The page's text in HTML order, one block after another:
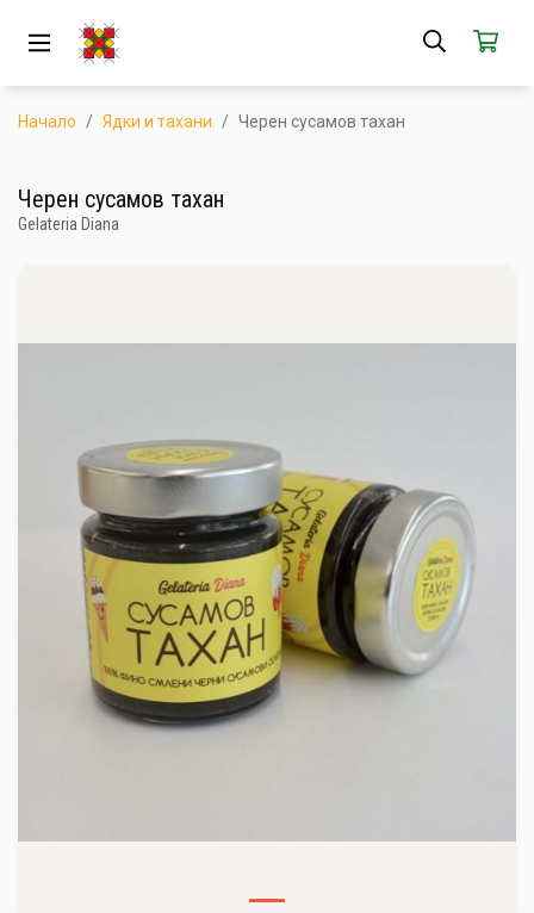
АБОНАМЕНТ
НОВИ ПРОДУКТИ
ГОТОВИ ЗА ХАПВАНЕ
ПЛОДОВЕ И ЗЕЛЕНЧУЦИ
ХЛЯБ, ЗЪРНЕНИ, ВАРИВА
МЛЕЧНИ И ЯЙЦА
МЕД И ПЧЕЛНИ
ВЕГАН ПРОДУКТИ
Начало Ядки и тахани Черен сусамов тахан
Черен сусамов тахан
Gelateria Diana